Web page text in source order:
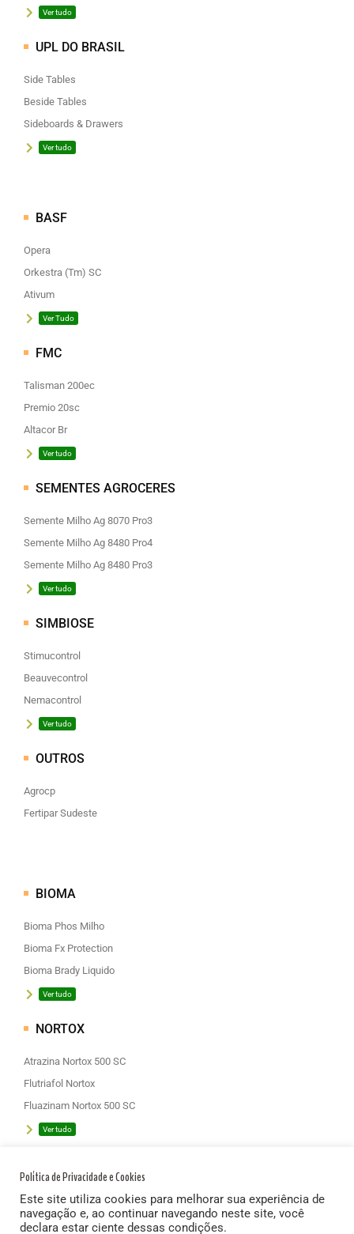
Ver tudo
UPL DO BRASIL
Side Tables
Beside Tables
Sideboards & Drawers
Ver tudo
BASF
Opera
Orkestra (Tm) SC
Ativum
Ver Tudo
FMC
Talisman 200ec
Premio 20sc
Altacor Br
Ver tudo
SEMENTES AGROCERES
Semente Milho Ag 8070 Pro3
Semente Milho Ag 8480 Pro4
Semente Milho Ag 8480 Pro3
Ver tudo
SIMBIOSE
Stimucontrol
Beauvecontrol
Nemacontrol
Ver tudo
OUTROS
Agrocp
Fertipar Sudeste
BIOMA
Bioma Phos Milho
Bioma Fx Protection
Bioma Brady Liquido
Ver tudo
NORTOX
Atrazina Nortox 500 SC
Flutriafol Nortox
Fluazinam Nortox 500 SC
Ver tudo
Gauss
Rapel
Política de Privacidade e Cookies
Este site utiliza cookies para melhorar sua experiência de
navegação e, ao continuar navegando neste site, você
declara estar ciente dessas condições.